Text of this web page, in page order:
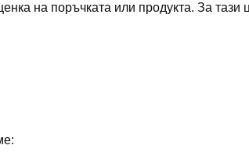
на поръчката или продукта. За